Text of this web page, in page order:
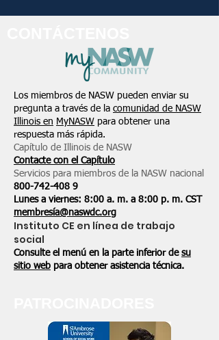
Los miembros de NASW pueden enviar su
pregunta a través de la comunidad de NASW
Illinois en MyNASW para obtener una
respuesta más rápida.
Capítulo de Illinois de NASW
Contacte con el Capítulo
Servicios para miembros de la NASW nacional
800-742-408 9
Lunes a viernes: 8:00 a. m. a 8:00 p. m. CST
membresía@naswdc.org
Instituto CE en línea de trabajo
social
Consulte el menú en la parte inferior de su
sitio web para obtener asistencia técnica.